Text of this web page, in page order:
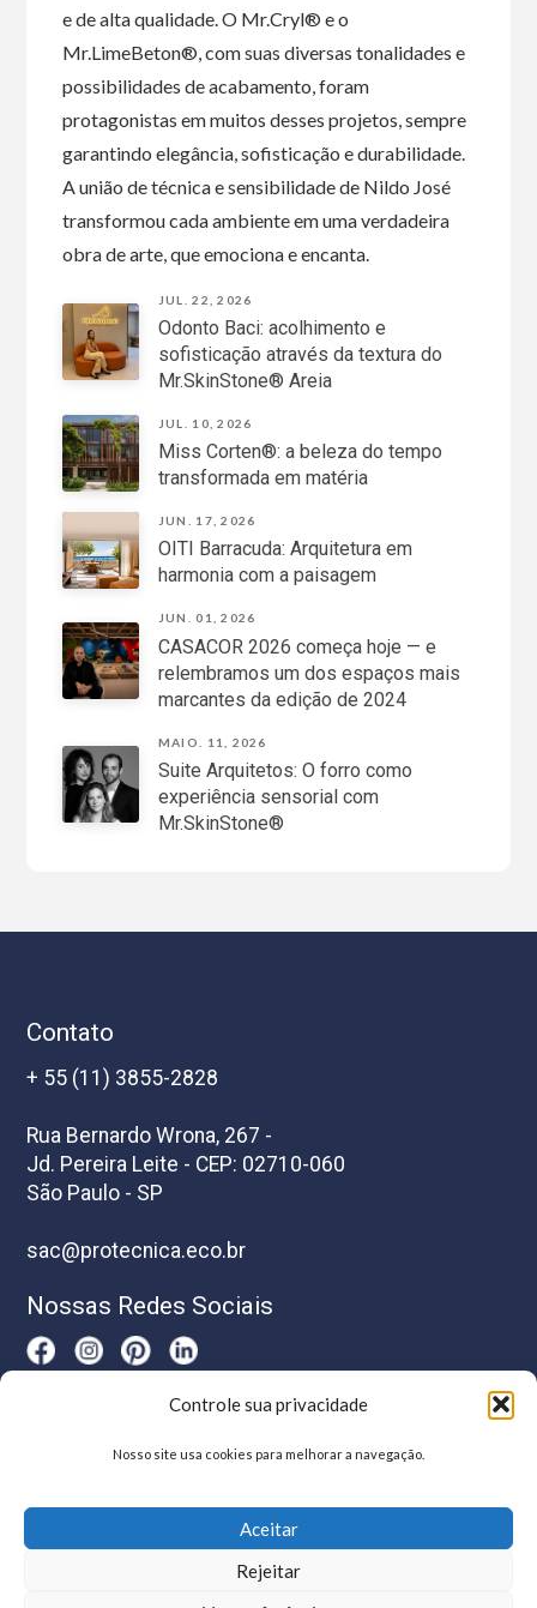
Controle sua privacidade
Nosso site usa cookies para melhorar a navegação.
Aceitar
Rejeitar
e de alta qualidade. O Mr.Cryl® e o
Mr.LimeBeton®, com suas diversas tonalidades e
possibilidades de acabamento, foram
protagonistas em muitos desses projetos, sempre
garantindo elegância, sofisticação e durabilidade.
A união de técnica e sensibilidade de Nildo José
transformou cada ambiente em uma verdadeira
obra de arte, que emociona e encanta.
JUL. 22, 2026
Odonto Baci: acolhimento e
sofisticação através da textura do
Mr.SkinStone® Areia
JUL. 10, 2026
Miss Corten®: a beleza do tempo
transformada em matéria
JUN. 17, 2026
OITI Barracuda: Arquitetura em
harmonia com a paisagem
JUN. 01, 2026
CASACOR 2026 começa hoje — e
relembramos um dos espaços mais
marcantes da edição de 2024
MAIO. 11, 2026
Suite Arquitetos: O forro como
experiência sensorial com
Mr.SkinStone®
Contato
+ 55 (11) 3855-2828
Rua Bernardo Wrona, 267 -
Jd. Pereira Leite - CEP: 02710-060
São Paulo - SP
sac@protecnica.eco.br
Nossas Redes Sociais